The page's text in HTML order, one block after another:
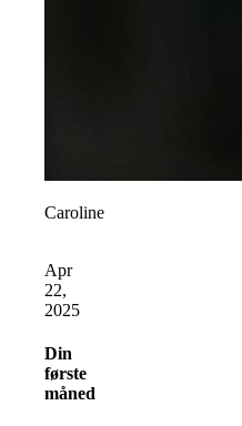
Caroline
Apr
22,
2025
Din
første
måned